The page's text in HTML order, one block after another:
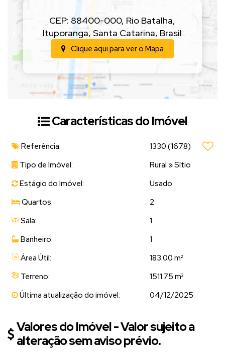
CEP: 88400-000, Rio Batalha,
Ituporanga,Santa Catarina, Brasil
Clique aqui para ver o Mapa
Características do Imóvel
Referência: 1330 (1678)
Tipo de Imóvel:
Rural »Sítio
Estágio do Imóvel:
Usado
Quartos:
2
Sala:
1
Banheiro:
1
Área Útil:
183.00 m²
Terreno:
1511.75 m²
Última atualização do imóvel:
04/12/2025
Valores do Imóvel - Valor sujeito a
alteração sem aviso prévio.